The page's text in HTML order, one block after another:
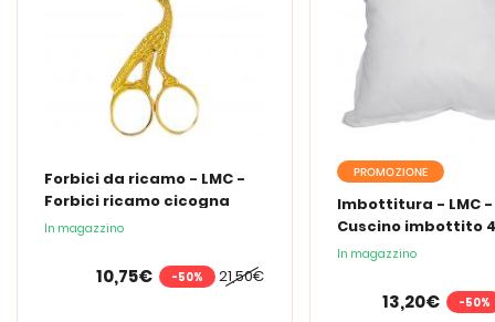
Forbici da ricamo - LMC -
Forbici ricamo cicogna
In magazzino
21,50€
10,75€ -50%
PROMOZIONE
Imbottitura - LMC -
Cuscino imbottito
cm
In magazzino
13,20€ -50%